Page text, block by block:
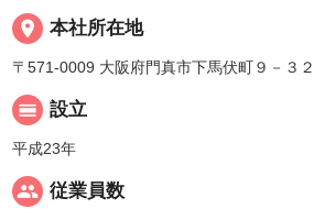
place 本社所在地
〒571-0009 大阪府門真市下馬伏町９－３２
calendar_view_day 設立
平成23年
people 従業員数